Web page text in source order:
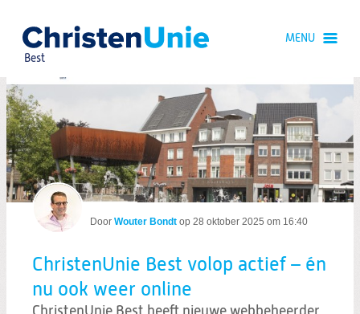
Spring
naar
Spring
naar
het
hoofdmenu
Best
MENU
ChristenUnie Best volop actief – én nu
Door Wouter Bondt op 28 oktober 2025 om 16:40
ChristenUnie Best volop actief – én
nu ook weer online